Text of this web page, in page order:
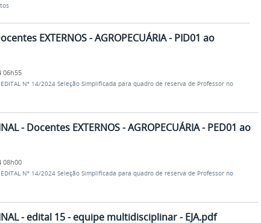
EXTERNOS - AGROPECUÁRIA - PID01 ao
06h55
EDITAL Nº 14/2024 Seleção Simplificada para quadro de reserva de Professor no
- Docentes EXTERNOS - AGROPECUÁRIA - PED01 ao
08h00
EDITAL Nº 14/2024 Seleção Simplificada para quadro de reserva de Professor no
- edital 15 - equipe multidisciplinar - EJA.pdf